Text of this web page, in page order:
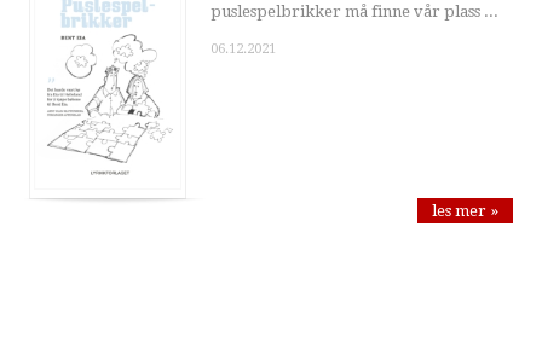
puslespelbrikker må finne vår plass ...
06.12.2021
les mer »